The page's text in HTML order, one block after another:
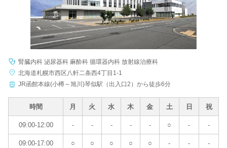
腎臓内科 泌尿器科 麻酔科 循環器内科 放射線治療科
北海道札幌市西区八軒二条西4丁目1-1
JR函館本線(小樽～旭川)琴似駅（出入口2）から徒歩6分
時間 月 火 水 木 金 土 日 祝
09:00-12:00 - - - - - ○ - -
09:00-17:00 ○ ○ ○ ○ ○ - - -